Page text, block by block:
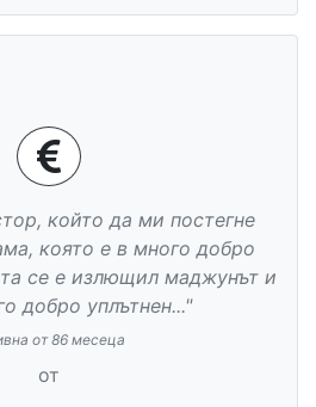
който да ми постегне
която е в много добро
се е излющил маджунът и
добро уплътнен..."
от 86 месеца
от